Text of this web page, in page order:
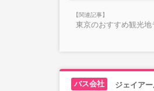
東京のおすすめ観光
ジェイア